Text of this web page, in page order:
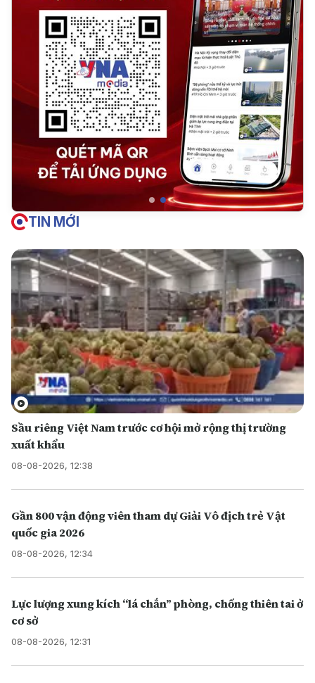
TIN MỚI
Sầu riêng Việt Nam trước cơ hội mở rộng thị trường
xuất khẩu
08-08-2026, 12:38
Gần 800 vận động viên tham dự Giải Vô địch trẻ Vật
quốc gia 2026
08-08-2026, 12:34
Lực lượng xung kích “lá chắn” phòng, chống thiên tai ở
cơ sở
08-08-2026, 12:31